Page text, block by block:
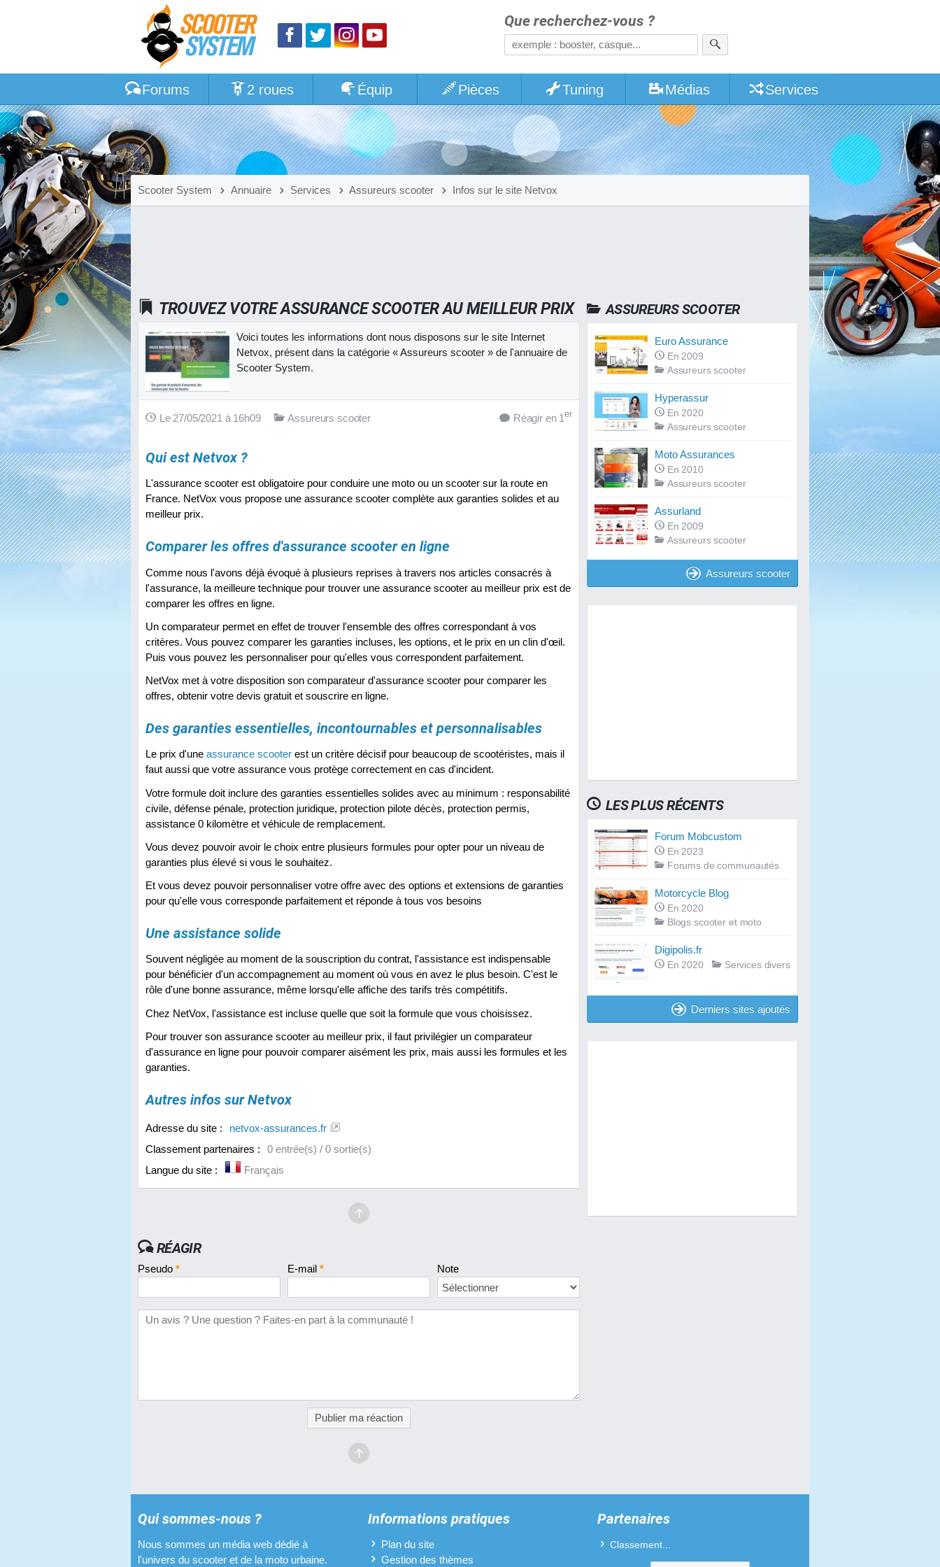
Que recherchez-vous ?
Forums 2 roues Équip Pièces Tuning Médias Services
Scooter System Annuaire Services Assureurs scooter Infos sur le site Netvox
TROUVEZ VOTRE ASSURANCE SCOOTER AU MEILLEUR PRIX
Voici toutes les informations dont nous disposons sur le site Internet
Netvox, présent dans la catégorie « Assureurs scooter » de l'annuaire de
Scooter System.
Le 27/05/2021 à 16h09 Assureurs scooter Réagir en 1er
Qui est Netvox ?
L'assurance scooter est obligatoire pour conduire une moto ou un scooter sur la route en
France. NetVox vous propose une assurance scooter complète aux garanties solides et au
meilleur prix.
Comparer les offres d'assurance scooter en ligne
Comme nous l'avons déjà évoqué à plusieurs reprises à travers nos articles consacrés à
l'assurance, la meilleure technique pour trouver une assurance scooter au meilleur prix est de
comparer les offres en ligne.
Un comparateur permet en effet de trouver l'ensemble des offres correspondant à vos
critères. Vous pouvez comparer les garanties incluses, les options, et le prix en un clin d'œil.
Puis vous pouvez les personnaliser pour qu'elles vous correspondent parfaitement.
NetVox met à votre disposition son comparateur d'assurance scooter pour comparer les
offres, obtenir votre devis gratuit et souscrire en ligne.
Des garanties essentielles, incontournables et personnalisables
Le prix d'une assurance scooter est un critère décisif pour beaucoup de scootéristes, mais il
faut aussi que votre assurance vous protège correctement en cas d'incident.
Votre formule doit inclure des garanties essentielles solides avec au minimum : responsabilité
civile, défense pénale, protection juridique, protection pilote décès, protection permis,
assistance 0 kilomètre et véhicule de remplacement.
Vous devez pouvoir avoir le choix entre plusieurs formules pour opter pour un niveau de
garanties plus élevé si vous le souhaitez.
Et vous devez pouvoir personnaliser votre offre avec des options et extensions de garanties
pour qu'elle vous corresponde parfaitement et réponde à tous vos besoins
Une assistance solide
Souvent négligée au moment de la souscription du contrat, l'assistance est indispensable
pour bénéficier d'un accompagnement au moment où vous en avez le plus besoin. C'est le
rôle d'une bonne assurance, même lorsqu'elle affiche des tarifs très compétitifs.
Chez NetVox, l'assistance est incluse quelle que soit la formule que vous choisissez.
Pour trouver son assurance scooter au meilleur prix, il faut privilégier un comparateur
d'assurance en ligne pour pouvoir comparer aisément les prix, mais aussi les formules et les
garanties.
Autres infos sur Netvox
Adresse du site :
netvox-assurances.fr
Classement partenaires :
0 entrée(s) / 0 sortie(s)
Langue du site :
Français
RÉAGIR
Pseudo * E-mail* Note
Publier ma réaction
ASSUREURS SCOOTER
Euro Assurance
En 2009
Assureurs scooter
Hyperassur
En 2020
Assureurs scooter
Moto Assurances
En 2010
Assureurs scooter
Assurland
En 2009
Assureurs scooter
Assureurs scooter
LES PLUS RÉCENTS
Forum Mobcustom
En 2023
Forums de communautés
Motorcycle Blog
En 2020
Blogs scooter et moto
Digipolis.fr
En 2020 Services divers
Derniers sites ajoutés
Qui sommes-nous ?
Nous sommes un média web dédié à
l'univers du scooter et de la moto urbaine.
Informations pratiques
Plan du site
Gestion des thèmes
Partenaires
Classement...